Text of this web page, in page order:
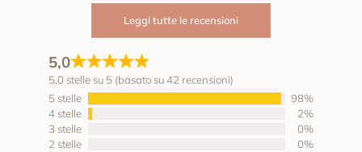
Leggi tutte le recensioni
5,0
5,0 stelle su 5 (basato su 42 recensioni)
5 stelle
98%
4 stelle
2%
3 stelle
0%
2 stelle
0%